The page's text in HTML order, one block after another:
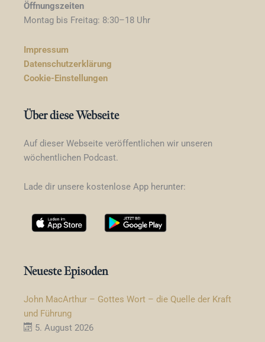
Öffnungszeiten
Montag bis Freitag: 8:30–18 Uhr
Impressum
Datenschutzerklärung
Cookie-Einstellungen
Über diese Webseite
Auf dieser Webseite veröffentlichen wir unseren
wöchentlichen Podcast.
Lade dir unsere kostenlose App herunter:
Neueste Episoden
John MacArthur – Gottes Wort – die Quelle der Kraft
und Führung
5. August 2026